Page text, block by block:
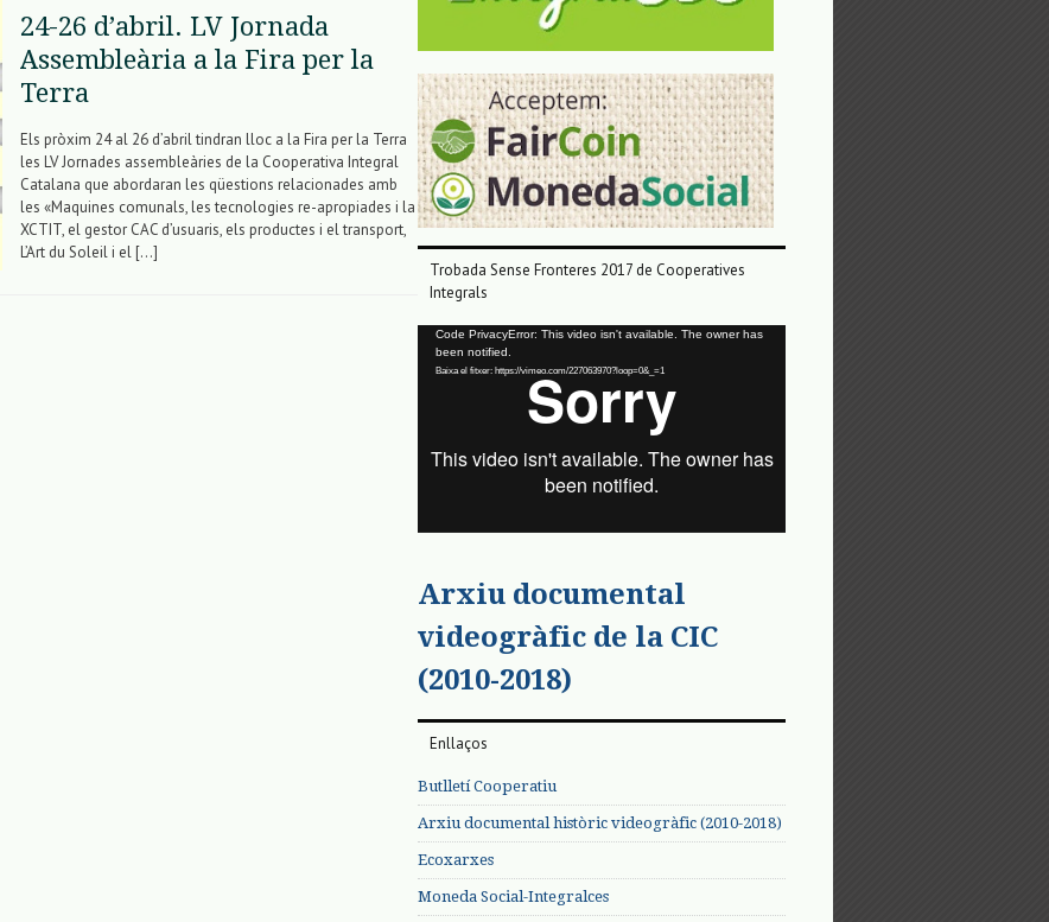
24-26 d’abril. LV Jornada
Assembleària a la Fira per la
Terra
Els pròxim 24 al 26 d’abril tindran lloc a la Fira per la Terra
les LV Jornades assembleàries de la Cooperativa Integral
Catalana que abordaran les qüestions relacionades amb
les «Maquines comunals, les tecnologies re-apropiades i la
XCTIT, el gestor CAC d’usuaris, els productes i el transport,
L’Art du Soleil i el […]
Trobada Sense Fronteres 2017 de Cooperatives
Integrals
Reproductor
vídeo
Code PrivacyError: This video isn't available. The owner has
been notified.
Baixa el fitxer: https://vimeo.com/227063970?loop=0&_=1
Arxiu documental
videogràfic de la CIC
(2010-2018)
Enllaços
Butlletí Cooperatiu
Arxiu documental històric videogràfic (2010-2018)
Ecoxarxes
Moneda Social-Integralces